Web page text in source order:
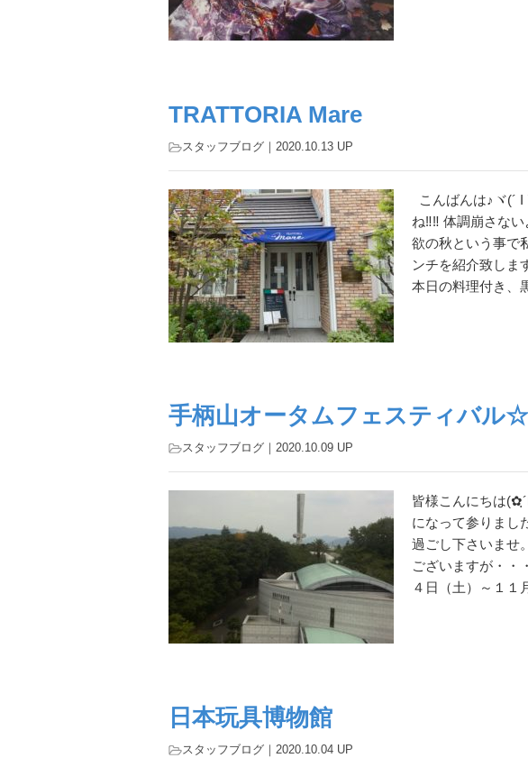
TRATTORIA Mare
スタッフブログ ｜2020.10.13 UP
ね‼‼ 体調崩さないようにお気を付けください(´∀`∩ さて、今日は食
欲の秋という事で
ンチを紹介致しますヾ(●’∀’●)ﾉ♪ パス
本日の料理付き、
手柄山オータムフェスティバル☆
スタッフブログ ｜2020.10.09 UP
皆様こんにちは(✿ฺ´∀`✿ฺ) めっきり秋らしくなり朝
になって参りまし
過ごし下さいませ。 さて、本日ご紹介させて頂くのは少し先で
ございますが・・・ 『手柄山オータムフェスティバル』１０月
４日（土）～１１
日本玩具博物館
スタッフブログ ｜2020.10.04 UP